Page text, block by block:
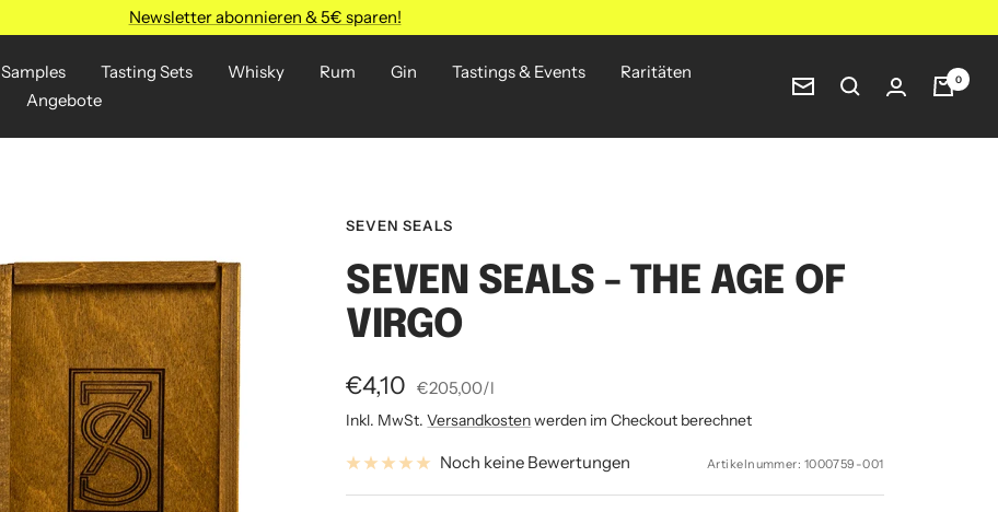
Newsletter abonnieren & 5€ sparen!
Samples Tasting Sets Whisky Rum Gin Tastings & Events
Raritäten
Angebote Newsletter
0
SEVEN SEALS
SEVEN SEALS - THE AGE OF
VIRGO
Angebotspreis
€4,10 €205,00/l
Inkl. MwSt.Versandkostenwerden im Checkout berechnet
Noch keine Bewertungen Artikelnummer: 1000759-001